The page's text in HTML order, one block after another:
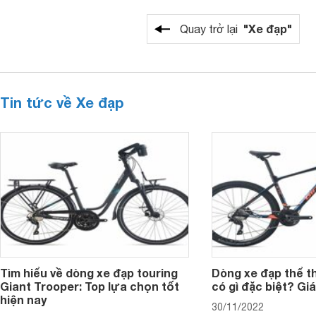
Quay trở lại "Xe đạp"
Tin tức về Xe đạp
Tìm hiểu về dòng xe đạp touring
Giant Trooper: Top lựa chọn tốt
hiện nay
Dòng xe đạp thể
có gì đặc biệt?
30/11/2022